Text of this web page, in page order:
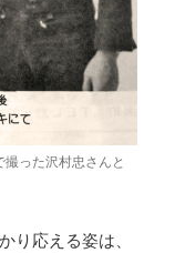
った沢村忠さんと
り応える姿は、